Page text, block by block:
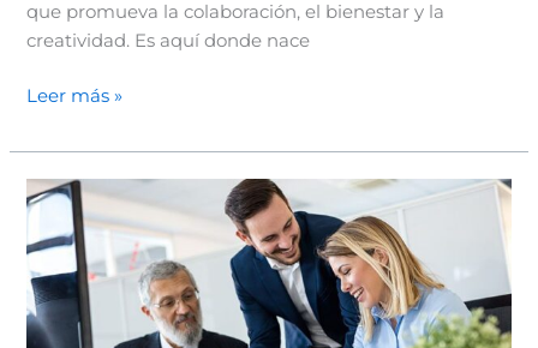
que promueva la colaboración, el bienestar y la
creatividad. Es aquí donde nace
Leer más »
De
Teoría
a
la
Acción: